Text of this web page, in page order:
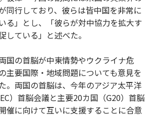
同行しており、彼らは皆中国を非常に
る」とし、「彼らが対中協力を拡大す
している」と述べた。
国の首脳が中東情勢やウクライナ危
主要国際・地域問題についても意見を
。両国の首脳は、今年のアジア太平洋
）首脳会議と主要20カ国（G20）首脳
催に向けて互いに支援することに合意